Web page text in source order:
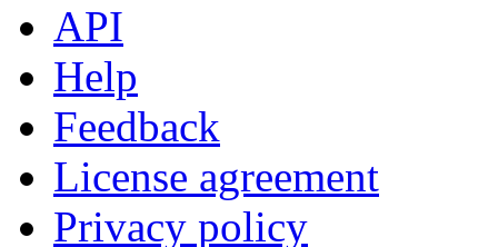
API
Help
Feedback
License agreement
Privacy policy